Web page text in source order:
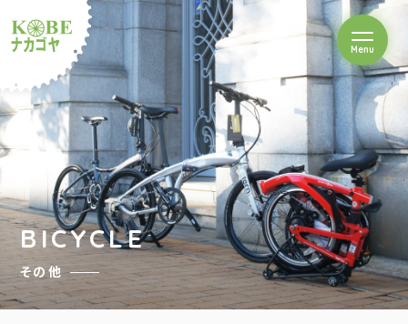
ルショップナカゴヤ
Menuを開閉
BICYCLE
その他